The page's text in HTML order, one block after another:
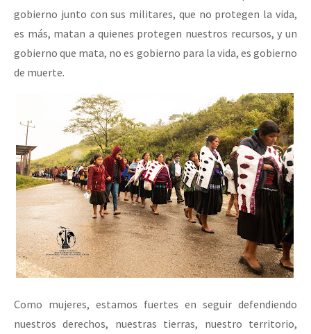
gobierno junto con sus militares, que no protegen la vida,
es más, matan a quienes protegen nuestros recursos, y un
gobierno que mata, no es gobierno para la vida, es gobierno
de muerte.
Como mujeres, estamos fuertes en seguir defendiendo
nuestros derechos, nuestras tierras, nuestro territorio,